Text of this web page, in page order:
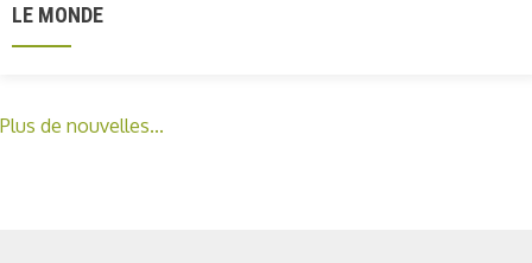
LE MONDE
Plus de nouvelles...